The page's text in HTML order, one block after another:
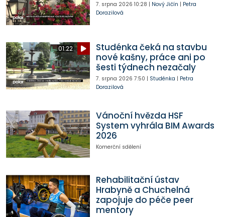
7. srpna 2026 10:28 | Nový Jičín | Petra
Dorazilová
01:22
Studénka čeká na stavbu
nové kašny, práce ani po
šesti týdnech nezačaly
7. srpna 2026 7:50 | Studénka | Petra
Dorazilová
Vánoční hvězda HSF
System vyhrála BIM Awards
2026
Komerční sdělení
Rehabilitační ústav
Hrabyně a Chuchelná
zapojuje do péče peer
mentory